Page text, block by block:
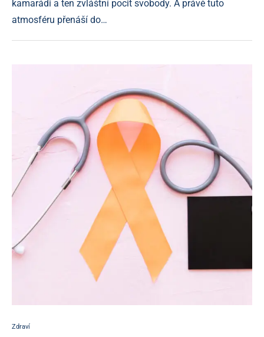
kamarádi a ten zvláštní pocit svobody. A právě tuto
atmosféru přenáší do…
Zdraví